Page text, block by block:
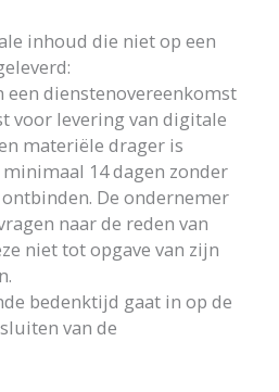
inhoud die niet op een
een dienstenovereenkomst
voor levering van digitale
materiële drager is
14 dagen zonder
De ondernemer
naar de reden van
niet tot opgave van zijn
bedenktijd gaat in op de
van de